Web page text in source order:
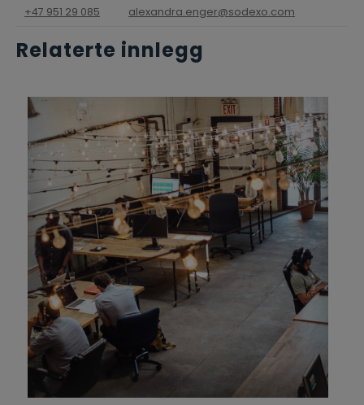
+47 951 29 085
alexandra.enger@sodexo.com
Relaterte innlegg